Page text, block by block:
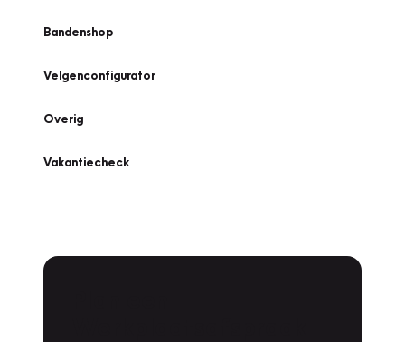
Bandenshop
Velgenconfigurator
Overig
Vakantiecheck